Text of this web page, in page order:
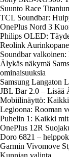
Suunto Race
TCL Soundbar:
OnePlus Nord 3
Philips OLED:
Reolink
Soundbar
Älykäs näkymä
ominaisuuksia
Samsung Langaton
JBL Bar 2.0 – Lisää
Mobiilinäyttö: Kaikki
Legioona: Rooman
Puhelin 1: Kaikki
OnePlus 12R
Doro 6821 –
Garmin Vivomove
Kunnian valinta